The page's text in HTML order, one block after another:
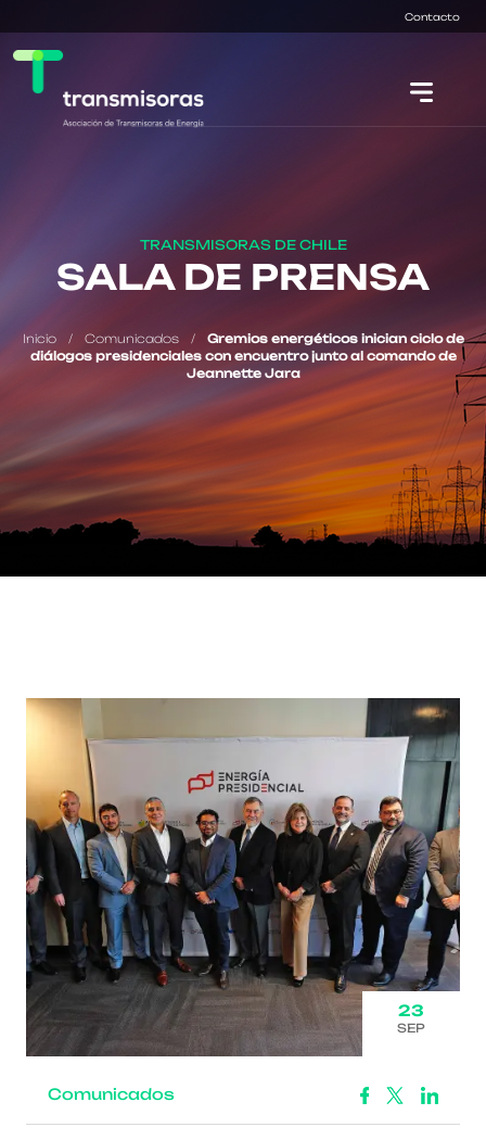
Contacto
TRANSMISORAS DE CHILE
SALA DE PRENSA
Inicio / Comunicados /
Gremios energéticos inician ciclo de
diálogos presidenciales con encuentro junto al comando de
Jeannette Jara
23
SEP
Comunicados